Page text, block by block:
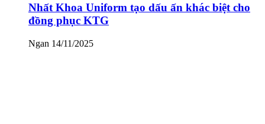
Nhất Khoa Uniform tạo dấu ấn khác biệt cho
đồng phục KTG
Ngan 14/11/2025